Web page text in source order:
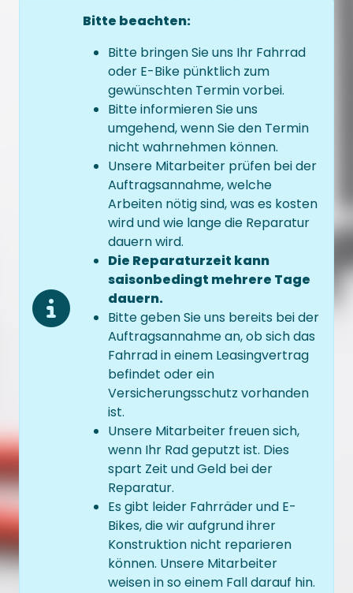
Bitte beachten:
Bitte bringen Sie uns Ihr Fahrrad
oder E-Bike pünktlich zum
gewünschten Termin vorbei.
Bitte informieren Sie uns
umgehend, wenn Sie den Termin
nicht wahrnehmen können.
Unsere Mitarbeiter prüfen bei der
Auftragsannahme, welche
Arbeiten nötig sind, was es kosten
wird und wie lange die Reparatur
dauern wird.
Die Reparaturzeit kann
saisonbedingt mehrere Tage
dauern.
Bitte geben Sie uns bereits bei der
Auftragsannahme an, ob sich das
Fahrrad in einem Leasingvertrag
befindet oder ein
Versicherungsschutz vorhanden
ist.
Unsere Mitarbeiter freuen sich,
wenn Ihr Rad geputzt ist. Dies
spart Zeit und Geld bei der
Reparatur.
Es gibt leider Fahrräder und E-
Bikes, die wir aufgrund ihrer
Konstruktion nicht reparieren
können. Unsere Mitarbeiter
weisen in so einem Fall darauf hin.